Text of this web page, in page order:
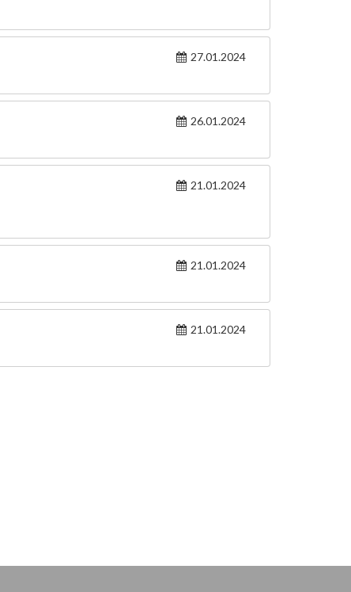
27.01.2024
26.01.2024
21.01.2024
21.01.2024
21.01.2024